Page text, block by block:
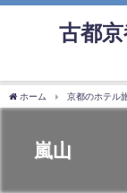
古都
ホーム 京都のホテル
嵐山